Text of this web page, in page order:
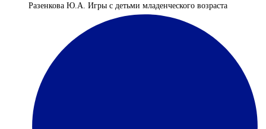
Разенкова Ю.А. Игры с детьми младенческого возраста